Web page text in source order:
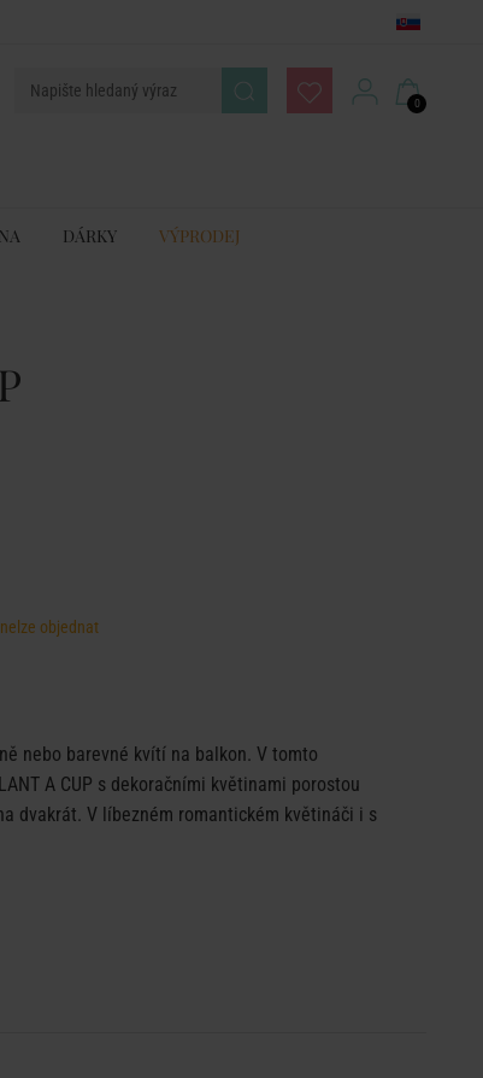
0
DÁRKY VÝPRODEJ
objednat
nebo barevné kvítí na balkon. V tomto
A CUP s dekoračními květinami porostou
dvakrát. V líbezném romantickém květináči i s